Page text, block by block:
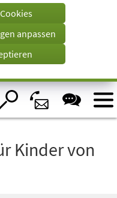
anpassen
Kinder von